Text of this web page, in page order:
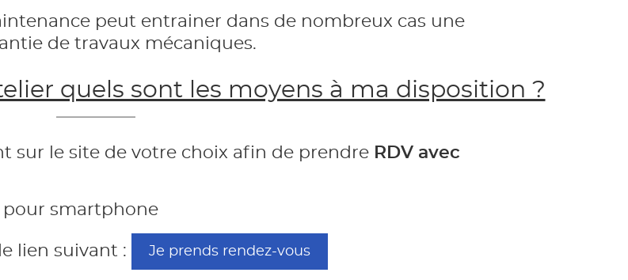
peut entrainer dans de nombreux cas une
de travaux mécaniques.
quels sont les moyens à ma disposition ?
sur le site de votre choix afin de prendre RDV avec
pour smartphone
lien suivant : Je prends rendez-vous